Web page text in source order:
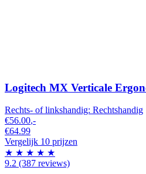
Logitech MX Verticale
Rechts- of linkshandig: Rechtshandig
€56.00,-
€64.99
Vergelijk 10 prijzen
★ ★ ★ ★ ★
9.2 (387 reviews)